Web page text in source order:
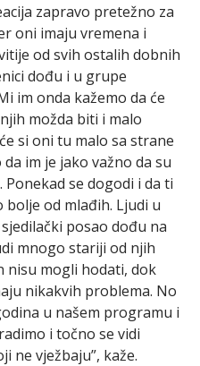
zapravo pretežno za
oni imaju vremena i
od svih ostalih dobnih
dođu i u grupe
im onda kažemo da će
možda biti i malo
si oni tu malo sa strane
im je jako važno da su
se dogodi i da ti
od mlađih. Ljudi u
posao dođu na
mnogo stariji od njih
nisu mogli hodati, dok
nikakvih problema. No
u našem programu i
i točno se vidi
ne vježbaju”, kaže.